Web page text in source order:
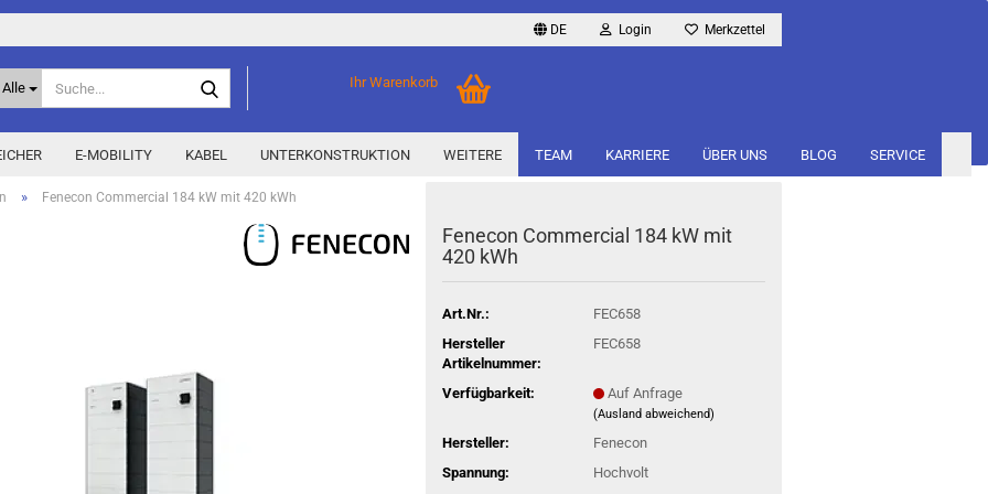
DE Login Merkzettel
Alle Ihr Warenkorb
E-MOBILITY KABEL UNTERKONSTRUKTION TEAM KARRIERE ÜBER UNS BLOG SERVICE
WEITERE
» Fenecon Commercial 184 kW mit 420 kWh
Fen­e­con Com­mer­cial 184 kW mit
420 kWh
Art.Nr.:
FEC658
Hersteller
Artikelnummer:
FEC658
Verfügbarkeit: Auf Anfrage
(Ausland abweichend)
Hersteller:
Fenecon
Spannung:
Hochvolt